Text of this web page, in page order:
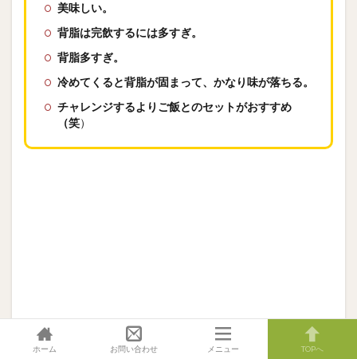
美味しい。
背脂は完飲するには多すぎ。
背脂多すぎ。
冷めてくると背脂が固まって、かなり味が落ちる。
チャレンジするよりご飯とのセットがおすすめ
（笑）
うん、そんな感じです。
ホーム お問い合わせ メニュー TOPへ